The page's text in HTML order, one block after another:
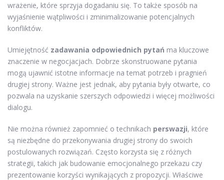
wrażenie, które sprzyja dogadaniu się. To także sposób na
wyjaśnienie wątpliwości i zminimalizowanie potencjalnych
konfliktów.
Umiejętność zadawania odpowiednich pytań ma kluczowe
znaczenie w negocjacjach. Dobrze skonstruowane pytania
mogą ujawnić istotne informacje na temat potrzeb i pragnień
drugiej strony. Ważne jest jednak, aby pytania były otwarte, co
pozwala na uzyskanie szerszych odpowiedzi i więcej możliwości
dialogu.
Nie można również zapomnieć o technikach perswazji, które
są niezbędne do przekonywania drugiej strony do swoich
postulowanych rozwiązań. Często korzysta się z różnych
strategii, takich jak budowanie emocjonalnego przekazu czy
prezentowanie korzyści wynikających z propozycji. Właściwe